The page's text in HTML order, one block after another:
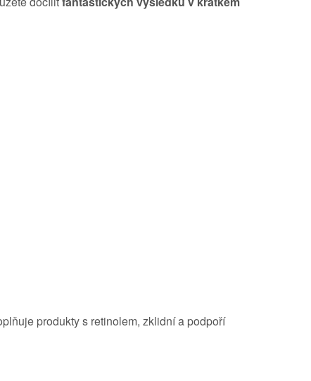
produkty s retinolem, zklidní a podpoří